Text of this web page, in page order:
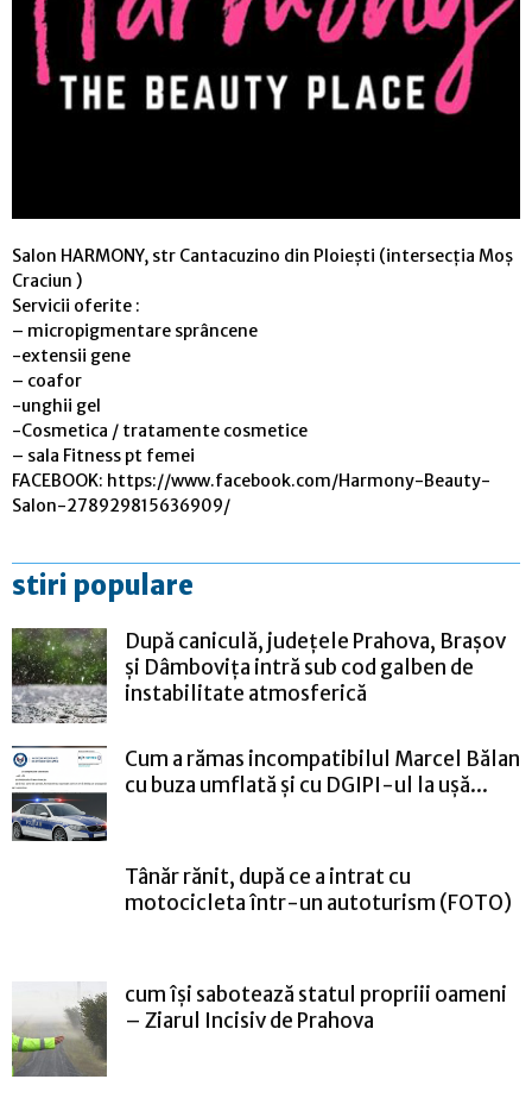
Salon HARMONY, str Cantacuzino din Ploiești (intersecția Moș
Craciun )
Servicii oferite :
– micropigmentare sprâncene
-extensii gene
– coafor
-unghii gel
-Cosmetica / tratamente cosmetice
– sala Fitness pt femei
FACEBOOK: https://www.facebook.com/Harmony-Beauty-
Salon-278929815636909/
stiri populare
După caniculă, județele Prahova, Brașov
și Dâmbovița intră sub cod galben de
instabilitate atmosferică
Cum a rămas incompatibilul Marcel Bălan
cu buza umflată și cu DGIPI-ul la ușă...
Tânăr rănit, după ce a intrat cu
motocicleta într-un autoturism (FOTO)
cum își sabotează statul propriii oameni
– Ziarul Incisiv de Prahova